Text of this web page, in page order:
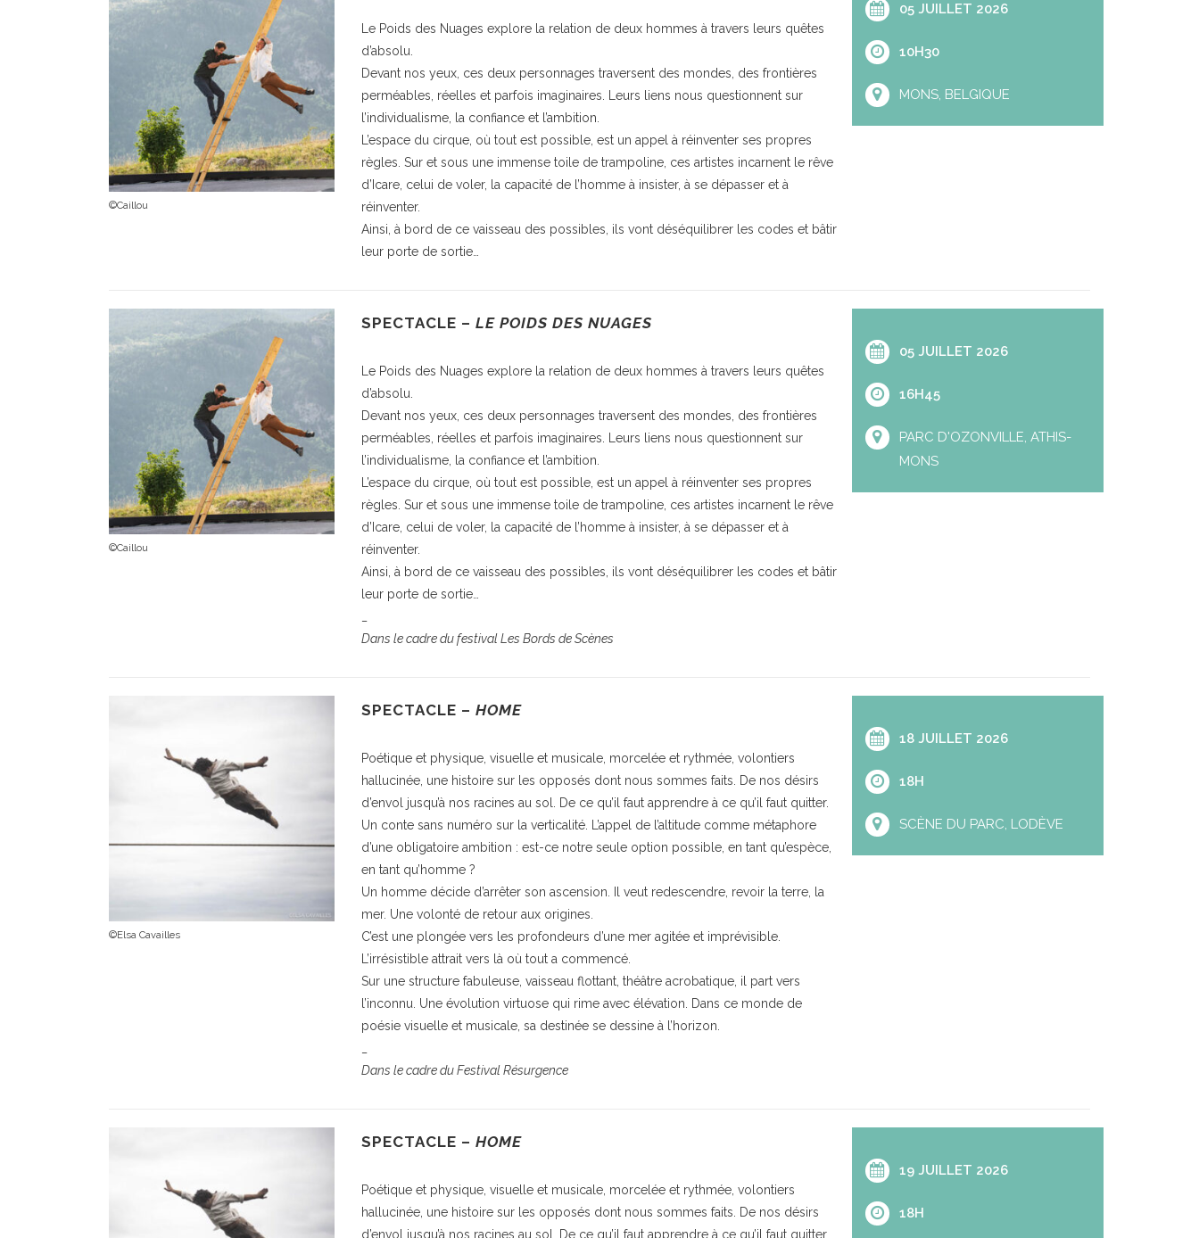
©Caillou
Le Poids des Nuages explore la relation de deux hommes à travers leurs quêtes
d’absolu.
Devant nos yeux, ces deux personnages traversent des mondes, des frontières
perméables, réelles et parfois imaginaires. Leurs liens nous questionnent sur
l’individualisme, la confiance et l’ambition.
L’espace du cirque, où tout est possible, est un appel à réinventer ses propres
règles. Sur et sous une immense toile de trampoline, ces artistes incarnent le rêve
d’Icare, celui de voler, la capacité de l’homme à insister, à se dépasser et à
réinventer.
Ainsi, à bord de ce vaisseau des possibles, ils vont déséquilibrer les codes et bâtir
leur porte de sortie…
05 JUILLET 2026
10H30
MONS, BELGIQUE
©Caillou
SPECTACLE – LE POIDS DES NUAGES
Le Poids des Nuages explore la relation de deux hommes à travers leurs quêtes
d’absolu.
Devant nos yeux, ces deux personnages traversent des mondes, des frontières
perméables, réelles et parfois imaginaires. Leurs liens nous questionnent sur
l’individualisme, la confiance et l’ambition.
L’espace du cirque, où tout est possible, est un appel à réinventer ses propres
règles. Sur et sous une immense toile de trampoline, ces artistes incarnent le rêve
d’Icare, celui de voler, la capacité de l’homme à insister, à se dépasser et à
réinventer.
Ainsi, à bord de ce vaisseau des possibles, ils vont déséquilibrer les codes et bâtir
leur porte de sortie…
Dans le cadre du festival Les Bords de Scènes
05 JUILLET 2026
16H45
PARC D'OZONVILLE, ATHIS-
MONS
©Elsa Cavailles
SPECTACLE – HOME
Poétique et physique, visuelle et musicale, morcelée et rythmée, volontiers
hallucinée, une histoire sur les opposés dont nous sommes faits. De nos désirs
d’envol jusqu’à nos racines au sol. De ce qu’il faut apprendre à ce qu’il faut quitter.
Un conte sans numéro sur la verticalité. L’appel de l’altitude comme métaphore
d’une obligatoire ambition : est-ce notre seule option possible, en tant qu’espèce,
en tant qu’homme ?
Un homme décide d’arrêter son ascension. Il veut redescendre, revoir la terre, la
mer. Une volonté de retour aux origines.
C’est une plongée vers les profondeurs d’une mer agitée et imprévisible.
L’irrésistible attrait vers là où tout a commencé.
Sur une structure fabuleuse, vaisseau flottant, théâtre acrobatique, il part vers
l’inconnu. Une évolution virtuose qui rime avec élévation. Dans ce monde de
poésie visuelle et musicale, sa destinée se dessine à l’horizon.
Dans le cadre du Festival Résurgence
18 JUILLET 2026
18H
SCÈNE DU PARC, LODÈVE
SPECTACLE – HOME
Poétique et physique, visuelle et musicale, morcelée et rythmée, volontiers
hallucinée, une histoire sur les opposés dont nous sommes faits. De nos désirs
d’envol jusqu’à nos racines au sol. De ce qu’il faut apprendre à ce qu’il faut quitter.
19 JUILLET 2026
18H